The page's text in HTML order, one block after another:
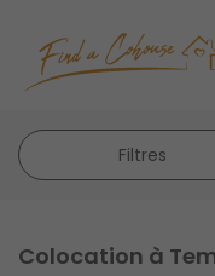
Filtres
Colocation à